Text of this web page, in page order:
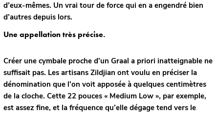
d’eux-mêmes. Un vrai tour de force qui en a engendré bien
d’autres depuis lors.
Une appellation très précise.
Créer une cymbale proche d’un Graal a priori inatteignable ne
suffisait pas. Les artisans Zildjian ont voulu en préciser la
dénomination que l’on voit apposée à quelques centimètres
de la cloche. Cette 22 pouces « Medium Low », par exemple,
est assez fine, et la fréquence qu’elle dégage tend vers le